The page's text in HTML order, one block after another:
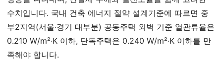
수치입니다. 국내 건축 에너지 절약 설계기준에 따르면 중
부2지역(서울·경기 대부분) 공동주택 외벽 기준 열관류율은
0.210 W/m²·K 이하, 단독주택은 0.240 W/m²·K 이하를 만
족해야 합니다.